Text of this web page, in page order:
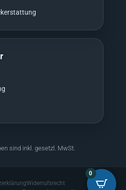
sind inkl. gesetzl. MwSt.
Widerrufsrecht
0